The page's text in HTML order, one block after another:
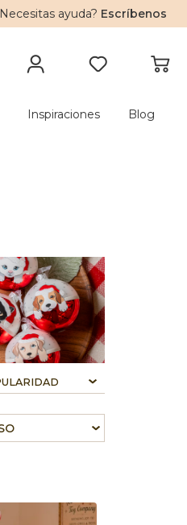
ayuda? Escríbenos
Inspiraciones Blog